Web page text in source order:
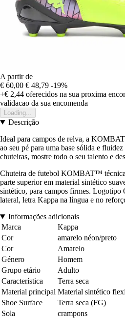
A partir de
€ 60,00 € 48,79 -19%
+€ 2,44 oferecidos na sua proxima
validacao da sua encomenda
Loading...
Descrição
Ideal para campos de relva, a
ao seu pé para uma base sólida e
chuteiras, mostre todo o seu talento e
Chuteira de futebol KOMBAT™
parte superior em material sintético
sintético, para campos firmes. Logotipo
lateral, letra Kappa na língua e no
Informações adicionais
Marca
Kappa
Cor
amarelo néon/preto
Cor
Amarelo
Género
Homem
Grupo etário
Adulto
Característica
Terra seca
Material principal Material sintético
Shoe Surface
Terra seca (FG)
Sola
crampons